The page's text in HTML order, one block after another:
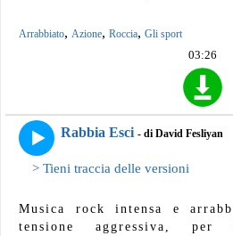
Arrabbiato, Azione, Roccia, Gli sport
03:26
Rabbia Esci - di David Fesliyan
> Tieni traccia delle versioni
Musica rock intensa e
tensione aggressiva, per